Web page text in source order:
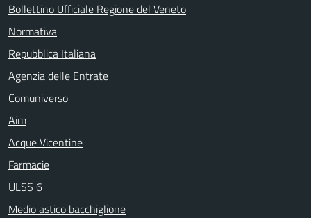
Bollettino Ufficiale Regione del Veneto
Normativa
Repubblica Italiana
Agenzia delle Entrate
Comuniverso
Aim
Acque Vicentine
Farmacie
ULSS 6
Medio astico bacchiglione